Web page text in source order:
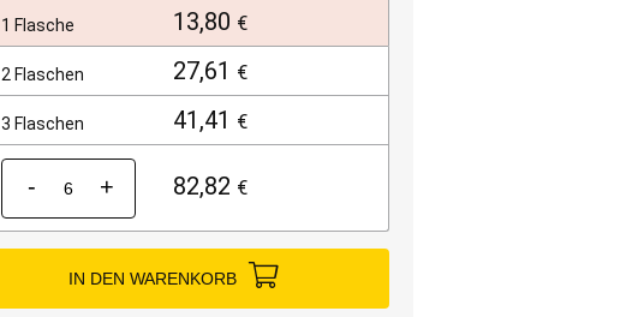
1 Flasche 13,80 €
2 Flaschen 27,61 €
3 Flaschen 41,41 €
- + 82,82 €
IN DEN WARENKORB